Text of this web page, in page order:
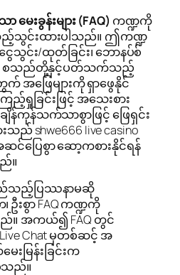
မေးခွန်းများ (FAQ) ကဏ္ဍကို
င်းထားပါသည်။ ဤကဏ္ဍ
ေသွင်း/ထုတ်ခြင်း၊ ဘောနပ်စ်
များ စသည်တို့နှင့်ပတ်သက်သည့်
က် အဖြေများကို ရှာဖွေနိုင်
ည့်ရှုခြင်းဖြင့် အသေးစား
န်ကုန်သက်သာစွာဖြင့် ဖြေရှင်း
ည် shwe666 live casino
ဆင်ပြေစွာ ဆော့ကစားနိုင်ရန်
။
သည့်ပြဿနာမဆို
ဦးစွာ FAQ ကဏ္ဍကို
။ အကယ်၍ FAQ တွင်
Chat မှတစ်ဆင့် အ
းမြန်းခြင်းက
သည်။